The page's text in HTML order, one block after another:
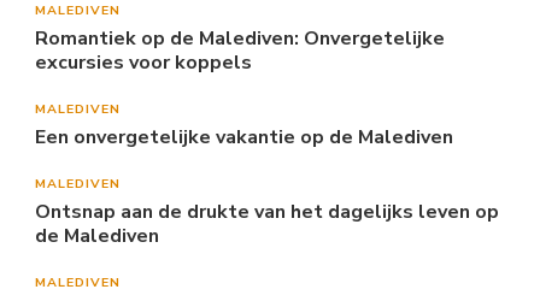
MALEDIVEN
Romantiek op de Malediven: Onvergetelijke
excursies voor koppels
MALEDIVEN
Een onvergetelijke vakantie op de Malediven
MALEDIVEN
Ontsnap aan de drukte van het dagelijks leven op
de Malediven
MALEDIVEN